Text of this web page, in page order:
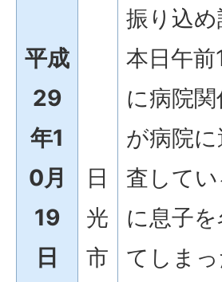
平成
29
年1
0月
19
日
日
光
市
振り込
本日午
に病院
が病院
査して
に息子
てしま